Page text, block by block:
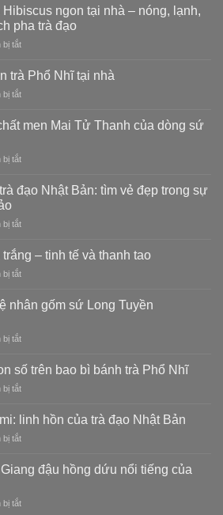
Mai
Tử
Thanh
vs
Phấn
chọn
nào?
ngon tại nhà – nóng, lạnh,
pha trà đạo
bị tắtở
cách
trà
ngon
–
lạnh,
pha
trà
trà Phổ Nhĩ tại nhà
bị tắtở
Phổ
tại
men Mai Tử Thanh của dòng sứ
bị tắtở
thiệu
về
men
Tử
của
sứ
đạo Nhật Bản: tìm vẻ đẹp trong sự
bị tắtở
và
trà
Nhật
vẻ
trong
hảo
trắng – tinh tế và thanh tao
bị tắtở
phá
–
tế
thanh
nhân gốm sứ Long Tuyền
bị tắtở
loại
nhân
sứ
số trên bao bì bánh trà Phổ Nhĩ
bị tắtở
nghĩa
con
trên
bánh
linh hồn của trà đạo Nhật Bản
bị tắtở
Yunomi:
hồn
đậu hồng dứu nổi tiếng của
bị tắtở